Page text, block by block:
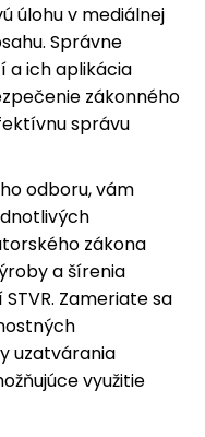
úlohu v mediálnej
Správne
a ich aplikácia
zákonného
správu
odboru, vám
zákona
a šírenia
Zameriate sa
uzatvárania
využitie